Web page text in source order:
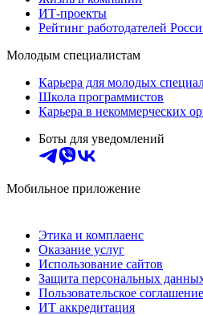
ИТ-проекты
Рейтинг работодателей
Молодым специалистам
Карьера для молодых
Школа программистов
Карьера в некоммерческих
Боты для уведомлений
Мобильное приложение
Этика и комплаенс
Оказание услуг
Использование сайтов
Защита персональных
Пользовательское соглашение
ИТ аккредитация